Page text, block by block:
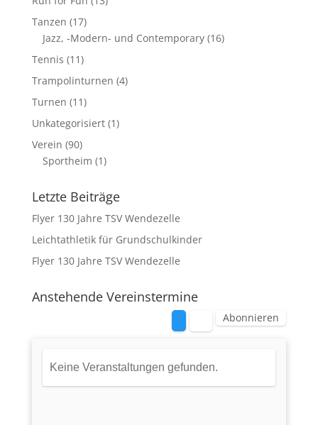
Tanzen (17)
Jazz, -Modern- und Contemporary(16)
Tennis (11)
Trampolinturnen (4)
Turnen (11)
Unkategorisiert(1)
Verein (90)
Sportheim (1)
Letzte Beiträge
Flyer 130 Jahre TSV Wendezelle
Leichtathletik für Grundschulkinder
Flyer 130 Jahre TSV Wendezelle
Anstehende Vereinstermine
Abonnieren
Keine Veranstaltungen gefunden.